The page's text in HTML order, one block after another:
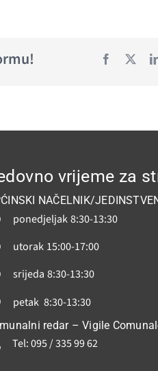
vrijeme za
NAČELNIK/
ponedjeljak8:30-13:30
utorak 15:00-17:00
srijeda 8:30-13:30
petak 8:30-13:30
redar – Vigile
Tel: 095 / 335 99 62